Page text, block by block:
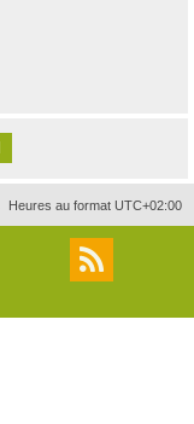
Heures au format UTC+02:00